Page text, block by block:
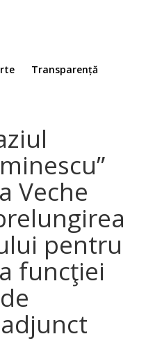
Transparență
Veche
pentru
funcţiei